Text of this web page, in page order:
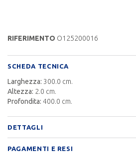
RIFERIMENTO O125200016
SCHEDA TECNICA
Larghezza: 300.0 cm.
Altezza: 2.0 cm.
Profondita: 400.0 cm.
DETTAGLI
PAGAMENTI E RESI